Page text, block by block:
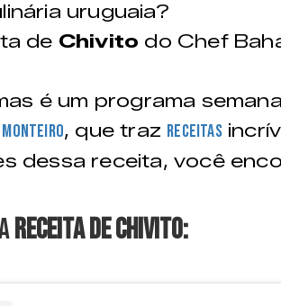
uruguaia?
de Chivito do Chef
é um programa
Monteiro, que traz receitas
dessa receita, você
Receita de Chivito: